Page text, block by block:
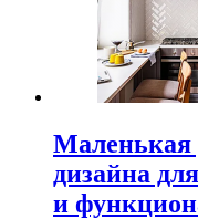
Маленькая
дизайна
и